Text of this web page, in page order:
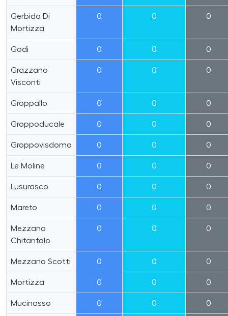
Gerbido Di
Mortizza
0 0 0
Godi 0 0 0
Grazzano
Visconti
0 0 0
Groppallo 0 0 0
Groppoducale 0 0 0
Groppovisdomo 0 0 0
Le Moline 0 0 0
Lusurasco 0 0 0
Mareto 0 0 0
Mezzano
Chitantolo
0 0 0
Mezzano Scotti 0 0 0
Mortizza 0 0 0
Mucinasso 0 0 0